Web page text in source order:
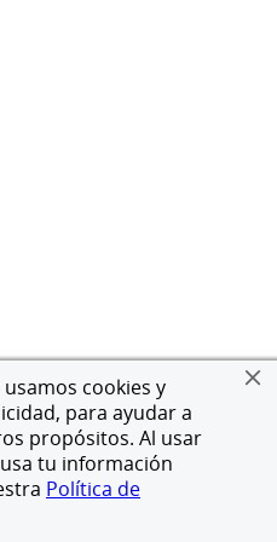
cookies y
para ayudar a
propósitos. Al usar
tu información
Política de